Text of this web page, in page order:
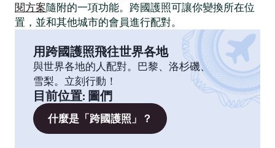
閱方案隨附的一項功能。跨國護照可讓你變換所在位
置，並和其他城市的會員進行配對。
用跨國護照飛往世界各地
與世界各地的人配對。巴黎、洛杉磯、
雪梨。立刻行動！
目前位置: 圖們
什麼是「跨國護照」？